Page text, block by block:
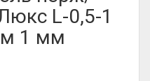
L-0,5-1
1 мм